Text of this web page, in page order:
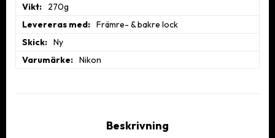
Vikt
270g
Levereras med
Främre- & bakre lock
Skick
Ny
Varumärke
Nikon
Beskrivning